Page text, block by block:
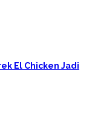
El Chicken Jadi